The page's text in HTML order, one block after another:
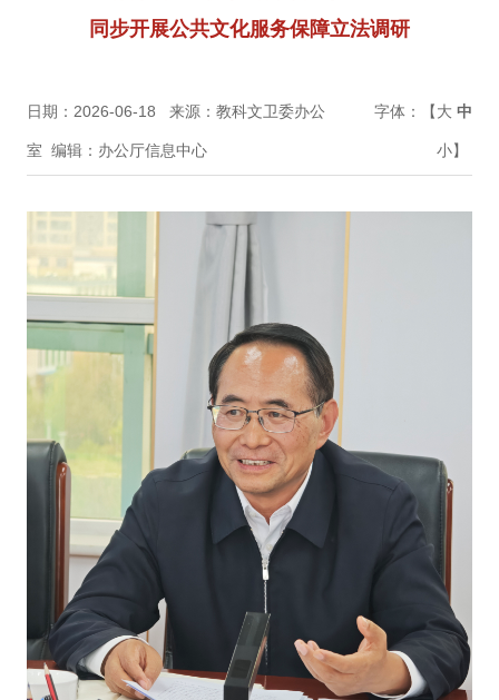
同步开展公共文化服务保障立法调研
日期：2026-06-18 来源：教科文卫委办公
室 编辑：办公厅信息中心
字体：【大 中
小】